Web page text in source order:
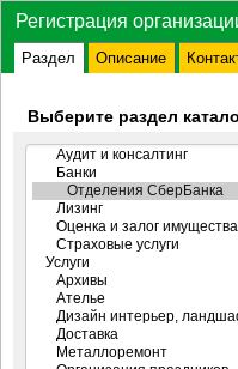
Регистрация
Раздел Описание
Выберите раздел